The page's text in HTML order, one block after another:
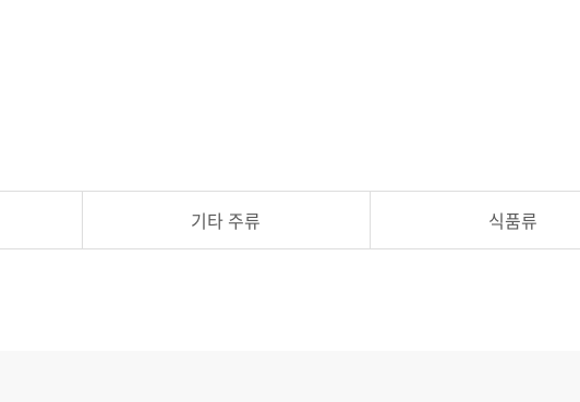
기타 주류 식품류